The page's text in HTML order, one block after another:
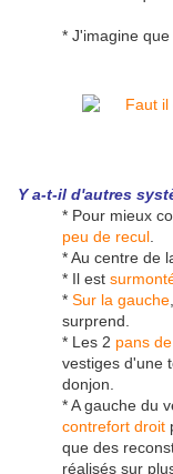
* J'imagine
Y a-t-il d'autres
* Pour mieux
peu de recul
* Au centre de
* Il est
* Sur la gauche
surprend.
* Les 2 pans
vestiges d'une
donjon.
* A gauche du
contrefort droit
que des
réalisés sur